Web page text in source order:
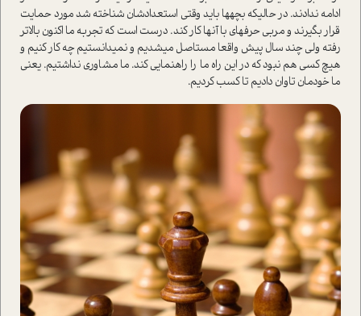
ادامه ندادند. در حالی­که بچه­ها باید وقتی استعدادشان شناخته شد مورد حمایت
قرار بگیرند و مربی حرفه­ای با آن­ها کار کند. درست است که تجربه­ ما اکنون بالاتر
رفته ولی چند سال پیش واقعا مستاصل می­شدیم و نمی­دانستیم چه کار کنیم و
هیچ کسی هم نبود که در این راه ما را راهنمایی کند. ما مشاوری نداشتیم. یعنی
ما خودمان تاوان دادیم تا کسب کردیم.